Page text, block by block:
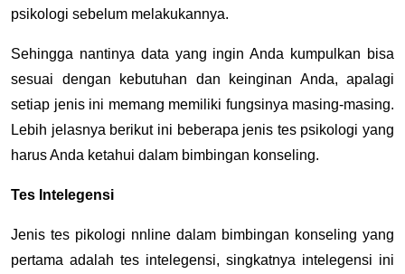
psikologi sebelum melakukannya.
Sehingga nantinya data yang ingin Anda kumpulkan bisa
sesuai dengan kebutuhan dan keinginan Anda, apalagi
setiap jenis ini memang memiliki fungsinya masing-masing.
Lebih jelasnya berikut ini beberapa jenis tes psikologi yang
harus Anda ketahui dalam bimbingan konseling.
Tes Intelegensi
Jenis tes pikologi nnline dalam bimbingan konseling yang
pertama adalah tes intelegensi, singkatnya intelegensi ini